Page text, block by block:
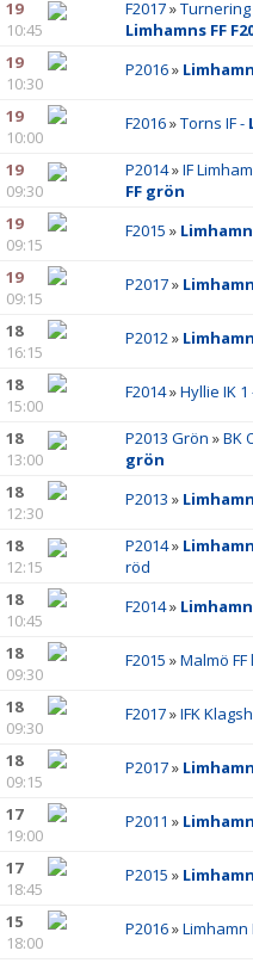
19
10:45
F2017»
Limhamns FF
19
10:30
P2016»
19
10:00
F2016»Torns IF -
19
09:30
P2014»IF
FF grön
19
09:15
F2015 »
19
09:15
P2017»
18
16:15
P2012»
18
15:00
F2014»Hyllie IK 1
18
13:00
P2013 Grön »BK
grön
18
12:30
P2013 »
18
12:15
P2014»
röd
18
10:45
F2014»
18
09:30
F2015 »Malmö
18
09:30
F2017»IFK
18
09:15
P2017»
17
19:00
P2011 »
17
18:45
P2015 »
15
18:00
P2016»Limhamn